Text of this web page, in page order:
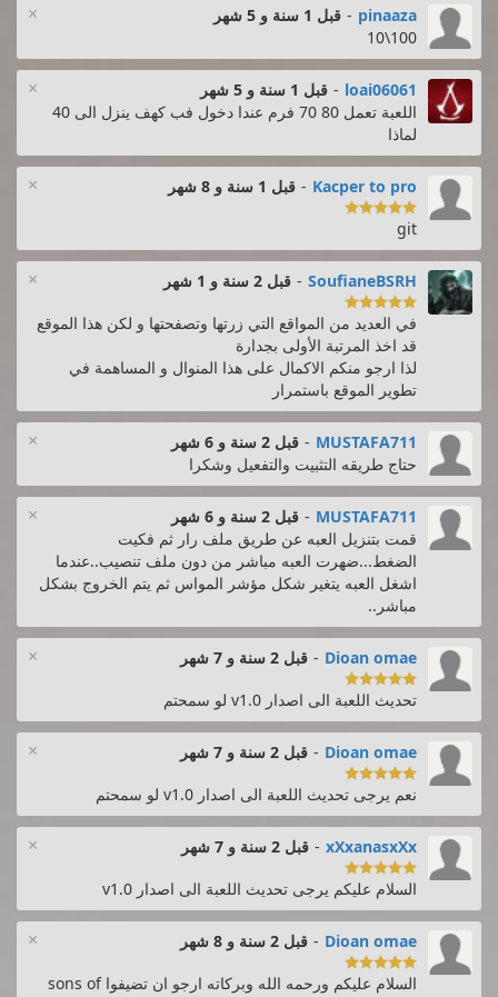
× pinaaza
- قبل 1 سنة و 5 شهر
100\10
× loai06061
- قبل 1 سنة و 5 شهر
اللعبة تعمل 80 70 فرم عندا دخول فب كهف ينزل الى 40
لماذا
× Kacper to pro
- قبل 1 سنة و 8 شهر

git
× SoufianeBSRH
- قبل 2 سنة و 1 شهر

في العديد من المواقع التي زرتها وتصفحتها و لكن هذا الموقع
قد اخذ المرتبة الأولى بجدارة
لذا ارجو منكم الاكمال على هذا المنوال و المساهمة في
تطوير الموقع باستمرار
× MUSTAFA711
- قبل 2 سنة و 6 شهر
حتاج طريقه التثبيت والتفعيل وشكرا
× MUSTAFA711
- قبل 2 سنة و 6 شهر
قمت بتنزيل العبه عن طريق ملف رار ثم فكيت
الضغط...ضهرت العبه مباشر من دون ملف تنصيب..عندما
اشغل العبه يتغير شكل مؤشر المواس ثم يتم الخروج بشكل
مباشر..
× Dioan omae
- قبل 2 سنة و 7 شهر

تحديث اللعبة الى اصدار v1.0 لو سمحتم
× Dioan omae
- قبل 2 سنة و 7 شهر

نعم يرجى تحديث اللعبة الى اصدار v1.0 لو سمحتم
× xXxanasxXx
- قبل 2 سنة و 7 شهر

السلام عليكم يرجى تحديث اللعبة الى اصدار v1.0
× Dioan omae
- قبل 2 سنة و 8 شهر

السلام عليكم ورحمه الله وبركاته ارجو ان تضيفوا sons of